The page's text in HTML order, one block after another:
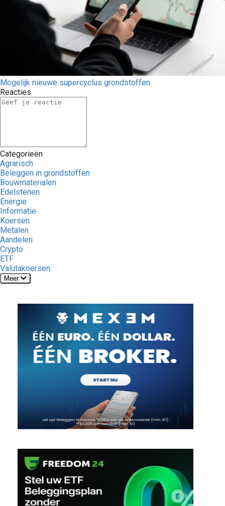
Mogelijk nieuwe supercyclus grondstoffen
Reacties
Categorieën
Agrarisch
Beleggen in grondstoffen
Bouwmaterialen
Edelstenen
Energie
Informatie
Koersen
Metalen
Aandelen
Crypto
ETF
Valutakoersen
Meer